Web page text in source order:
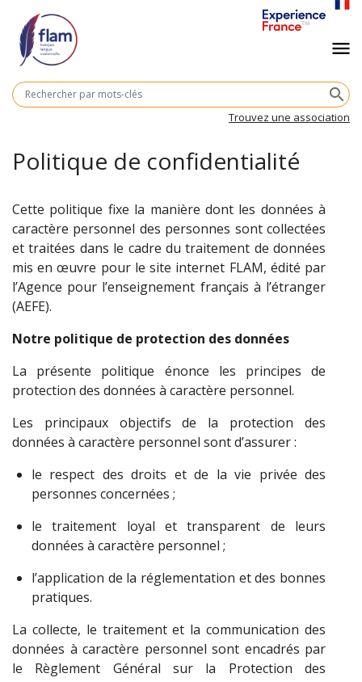
contenu
principal
Navigation
principalesearch
Trouvez une association
menu
Politique de confidentialité
Cette politique fixe la manière dont les données à
caractère personnel des personnes sont collectées
et traitées dans le cadre du traitement de données
mis en œuvre pour le site internet FLAM, édité par
l’Agence pour l’enseignement français à l’étranger
(AEFE).
Notre politique de protection des données
La présente politique énonce les principes de
protection des données à caractère personnel.
Les principaux objectifs de la protection des
données à caractère personnel sont d’assurer :
le respect des droits et de la vie privée des
personnes concernées ;
le traitement loyal et transparent de leurs
données à caractère personnel ;
l’application de la réglementation et des bonnes
pratiques.
La collecte, le traitement et la communication des
données à caractère personnel sont encadrés par
le Règlement Général sur la Protection des